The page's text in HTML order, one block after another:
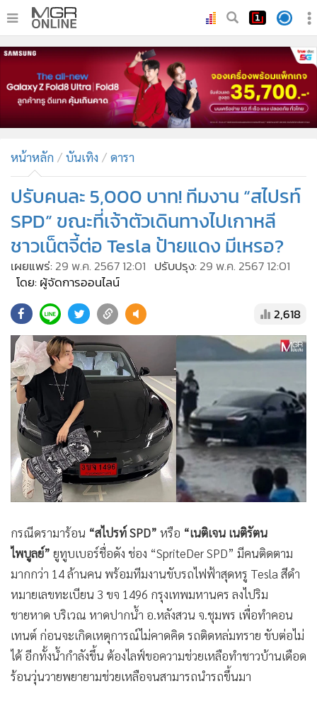
• หน้าหลัก
ทันเหตุการณ์
ภาคใต้
• ภูมิภาค
• บันเทิง
ผู้จัดการรายวัน
• คอลัมนิสต์
• ละคร
• CbizReview
• Cyber BIZ
• Good health & Well-being
• Green Innovation & SD
• Management & HR
• MGR Live
Infographic
การเมือง
• ท่องเที่ยว
• กีฬา
•
ต่างประเทศ
• เศรษฐกิจ-ธุรกิจ
• จีน
• ชุมชน-คุณภาพชีวิต
• อาชญากรรม
• Motoring
• เกม
•
วิทยาศาสตร์
SMEs
หน้าหลัก บันเทิง ดารา
ปรับคนละ 5,000 บาท! ทีมงาน “สไปรท์
SPD” ขณะที่เจ้าตัวเดินทางไปเกาหลี
ชาวเน็ตจี้ต่อ Tesla ป้ายแดง มีเหรอ?
เผยแพร่: 29 พ.ค. 2567 12:01 ปรับปรุง: 29 พ.ค. 2567 12:01
โดย: ผู้จัดการออนไลน์
2,618
กรณีดรามาร้อน “สไปรท์ SPD” หรือ “เนติเจน เนติรัตน
ไพบูลย์” ยูทูบเบอร์ชื่อดัง ช่อง “SpriteDer SPD” มีคนติดตาม
มากกว่า 14 ล้านคน พร้อมทีมงานขับรถไฟฟ้าสุดหรู Tesla สีดำ
หมายเลขทะเบียน 3 ขจ 1496 กรุงเทพมหานคร ลงไปริม
ชายหาด บริเวณ หาดปากน้ำ อ.หลังสวน จ.ชุมพร เพื่อทำคอน
เทนต์ ก่อนจะเกิดเหตุการณ์ไม่คาดคิด รถติดหล่มทราย ขับต่อไม่
ได้ อีกทั้งน้ำกำลังขึ้น ต้องไลฟ์ขอความช่วยเหลือทำชาวบ้านเดือด
ร้อนวุ่นวายพยายามช่วยเหลือจนสามารถนำรถขึ้นมา